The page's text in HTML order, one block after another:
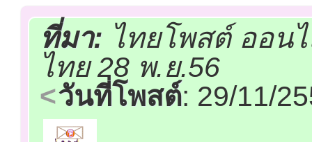
ที่มา: ไทยโพสต์ ออน
ไทย 28 พ.ย.56
วันที่โพสต์: 29/11/